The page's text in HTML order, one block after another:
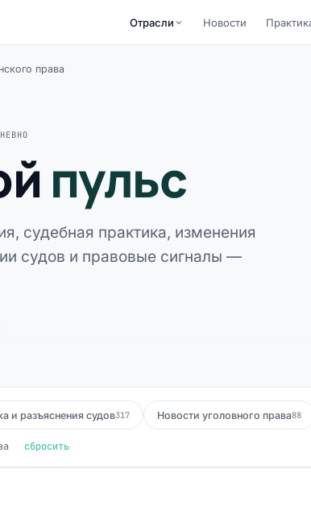
Отрасли Новости
права
пульс
судебная практика, изменения
судов и правовые сигналы —
и разъяснения судов317 Новости уголовного права88
сбросить